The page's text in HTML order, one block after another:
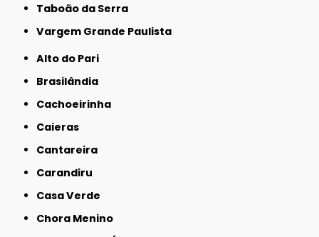
Taboão da Serra
Vargem Grande Paulista
Alto do Pari
Brasilândia
Cachoeirinha
Caieras
Cantareira
Carandiru
Casa Verde
Chora Menino